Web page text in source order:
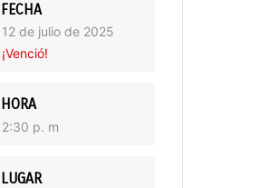
FECHA
12 de julio de 2025
¡Venció!
HORA
2:30 p. m
LUGAR